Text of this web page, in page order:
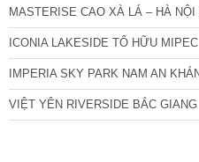
MASTERISE CAO XÀ LÁ – HÀ
ICONIA LAKESIDE TỐ HỮU MIPEC
IMPERIA SKY PARK NAM AN
VIỆT YÊN RIVERSIDE BẮC GIANG